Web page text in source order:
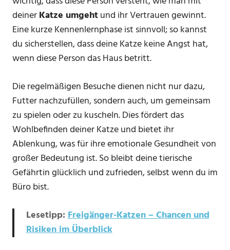
deinerKatze umgehtund ihr Vertrauen gewinnt.
Eine kurze Kennenlernphase ist sinnvoll; so kannst
du sicherstellen, dass deine Katze keine Angst hat,
wenn diese Person das Haus betritt.
Die regelmäßigen Besuche dienen nicht nur dazu,
Futter nachzufüllen, sondern auch, um gemeinsam
zu spielen oder zu kuscheln. Dies fördert das
Wohlbefinden deiner Katze und bietet ihr
Ablenkung, was für ihre emotionale Gesundheit von
großer Bedeutung ist. So bleibt deine tierische
Gefährtin glücklich und zufrieden, selbst wenn du im
Büro bist.
Lesetipp:Freigänger-Katzen – Chancen und
Risiken im Überblick